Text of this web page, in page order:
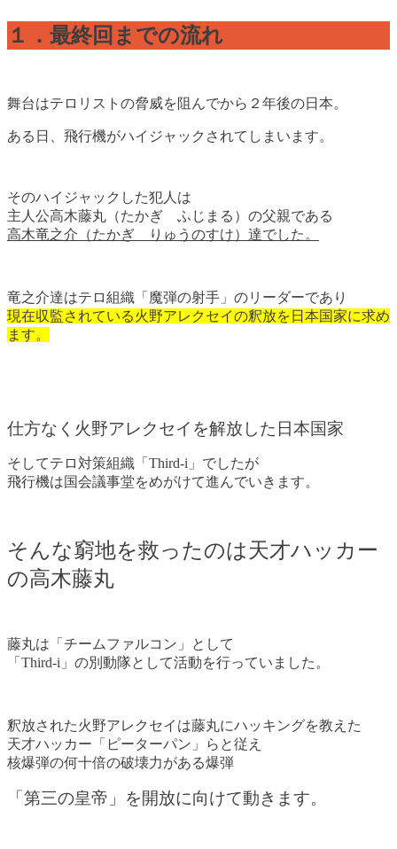
１．最終回までの流れ
舞台はテロリストの脅威を阻んでから２年後の日本。
ある日、飛行機がハイジャックされてしまいます。
そのハイジャックした犯人は
主人公高木藤丸（たかぎ ふじまる）の父親である
高木竜之介（たかぎ りゅうのすけ）達でした。
竜之介達はテロ組織「魔弾の射手」のリーダーであり
現在収監されている火野アレクセイの釈放を日本国家に求め
ます。
仕方なく火野アレクセイを解放した日本国家
そしてテロ対策組織「Third-i」でしたが
飛行機は国会議事堂をめがけて進んでいきます。
そんな窮地を救ったのは天才ハッカー
の高木藤丸
藤丸は「チームファルコン」として
「Third-i」の別動隊として活動を行っていました。
釈放された火野アレクセイは藤丸にハッキングを教えた
天才ハッカー「ピーターパン」らと従え
核爆弾の何十倍の破壊力がある爆弾
「第三の皇帝」を開放に向けて動きます。